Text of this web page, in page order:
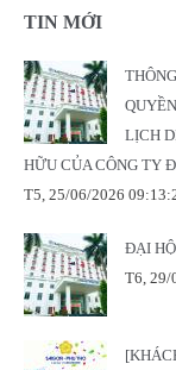
TIN MỚI
LỊCH
HỮU CỦA CÔNG TY
T5, 25/06/2026
ĐẠI
T6, 29/